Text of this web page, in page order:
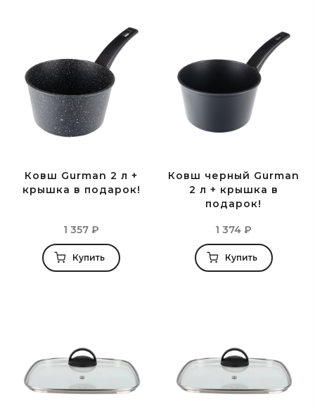
Ковш Gurman 2 л +
крышка в подарок!
1 357₽
Купить
Ковш черный Gurman
2 л + крышка в
подарок!
1 374₽
Купить